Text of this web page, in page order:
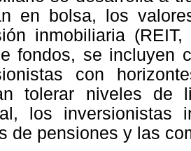
en bolsa, los
inmobiliaria
fondos, se incluyen
con
tolerar niveles de
los inversionistas
de pensiones y las